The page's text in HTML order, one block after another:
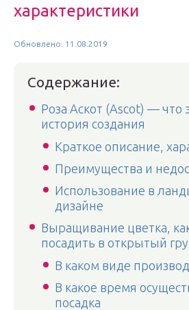
характеристики
Обновлено: 11.08.2019
Содержание:
Роза Аскот (Ascot) — что
история создания
Краткое описание,
Преимущества и
Использование в
дизайне
Выращивание цветка,
посадить в открытый
В каком виде
В какое время
посадка